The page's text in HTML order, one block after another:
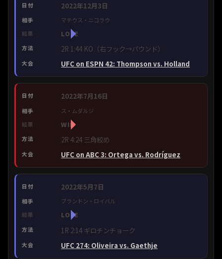
2022年12月3日
マテウス・ニコラウ
LOSE
2R 1:44 KO（右フック→パウンド）
UFC on ESPN 42: Thompson vs. Holland
2022年7月16日
ス・ムダルジ
WIN
2R 4:24 三角絞め
UFC on ABC 3: Ortega vs. Rodríguez
2022年5月7日
ブランドン・ロイバル
LOSE
1R 2:14 ギロチンチョーク
UFC 274: Oliveira vs. Gaethje